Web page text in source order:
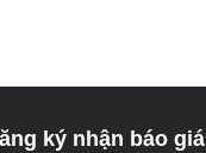
ký nhận báo giá